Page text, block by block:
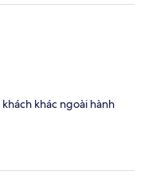
khác ngoài hành